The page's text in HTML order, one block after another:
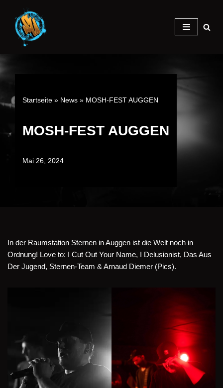
Zum
Inhalt
Startseite » News » MOSH-FEST AUGGEN
MOSH-FEST AUGGEN
Mai 26, 2024
In der Raumstation Sternen in Auggen ist die Welt noch in
Ordnung! Love to: I Cut Out Your Name, I Delusionist, Das Aus
Der Jugend, Sternen-Team & Arnaud Diemer (Pics).